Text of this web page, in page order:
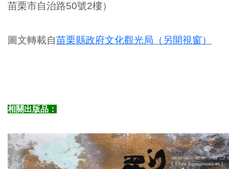
苗栗市自治路50號2樓）
圖文轉載自苗栗縣政府文化觀光局（另開視窗）
相關出版品：